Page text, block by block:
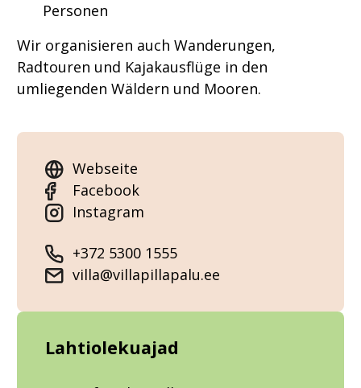
Personen
Wir organisieren auch Wanderungen,
Radtouren und Kajakausflüge in den
umliegenden Wäldern und Mooren.
Webseite
Facebook
Instagram
+372 5300 1555
villa@villapillapalu.ee
Lahtiolekuajad